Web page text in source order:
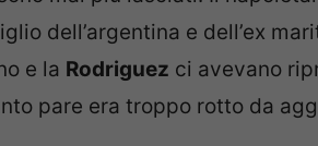
dell’argentina e dell’ex
e la Rodriguez ci avevano
pare era troppo rotto da